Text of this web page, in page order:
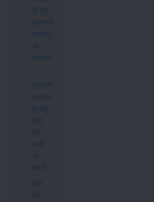
के लिए
आवश्यक
जलवायु
और
तापमान
ब्रोकली
उत्पादन
के लिए
कैसे
करें
नर्सरी
की
तैयारी :
कैसे
करें